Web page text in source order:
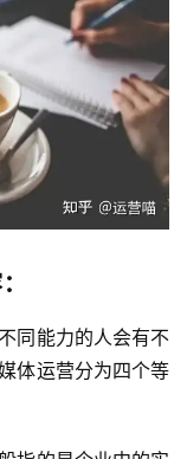
同能力的人会有不
体运营分为四个等